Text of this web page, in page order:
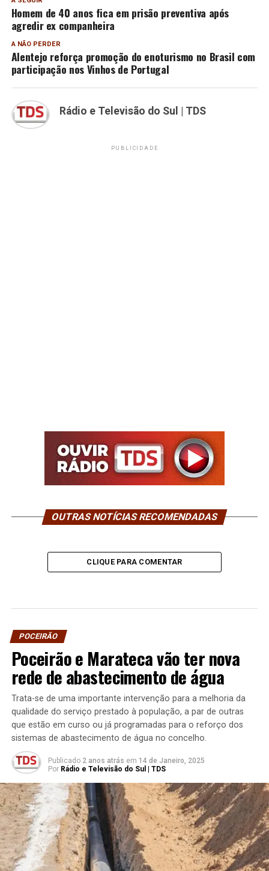
Homem de 40 anos fica em prisão preventiva após
agredir ex companheira
A NÃO PERDER
Alentejo reforça promoção do enoturismo no Brasil com
participação nos Vinhos de Portugal
Rádio e Televisão do Sul | TDS
PUBLICIDADE
OUTRAS NOTÍCIAS RECOMENDADAS
CLIQUE PARA COMENTAR
POCEIRÃO
Poceirão e Marateca vão ter nova
rede de abastecimento de água
Trata-se de uma importante intervenção para a melhoria da
qualidade do serviço prestado à população, a par de outras
que estão em curso ou já programadas para o reforço dos
sistemas de abastecimento de água no concelho.
Publicado 2 anos atrás em 14 de Janeiro, 2025
Por Rádio e Televisão do Sul | TDS